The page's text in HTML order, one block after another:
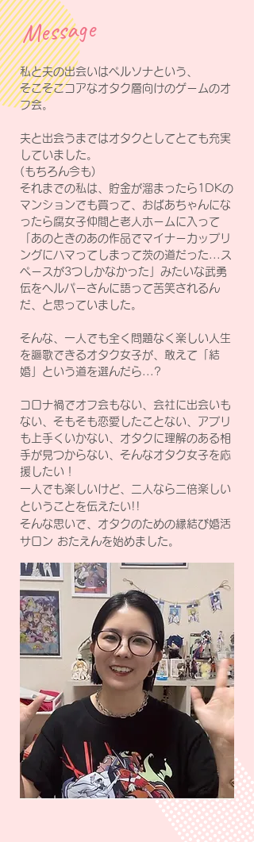
Message
私と夫の出会いはペルソナという、
そこそこコアなオタク層向けのゲームのオ
フ会。
夫と出会うまではオタクとしてとても充実
していました。
(もちろん今も)
それまでの私は、貯金が溜まったら1DKの
マンションでも買って、おばあちゃんにな
ったら腐女子仲間と老人ホームに入って
「あのときのあの作品でマイナーカップリ
ングにハマってしまって茨の道だった...ス
ペースが3つしかなかった」みたいな武勇
伝をヘルパーさんに語って苦笑されるん
だ、と思っていました。
そんな、一人でも全く問題なく楽しい人生
を謳歌できるオタク女子が、敢えて「結
婚」という道を選んだら...?
コロナ禍でオフ会もない、会社に出会いも
ない、そもそも恋愛したことない、アプリ
も上手くいかない、オタクに理解のある相
手が見つからない、そんなオタク女子を応
援したい！
一人でも楽しいけど、二人なら二倍楽しい
ということを伝えたい!!
そんな思いで、オタクのための縁結び婚活
サロン おたえんを始めました。